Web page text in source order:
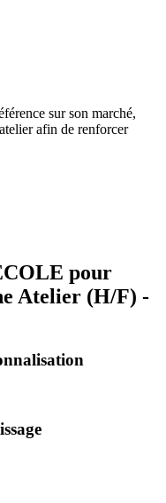
sur son marché,
afin de renforcer
pour
Atelier (H/F) -